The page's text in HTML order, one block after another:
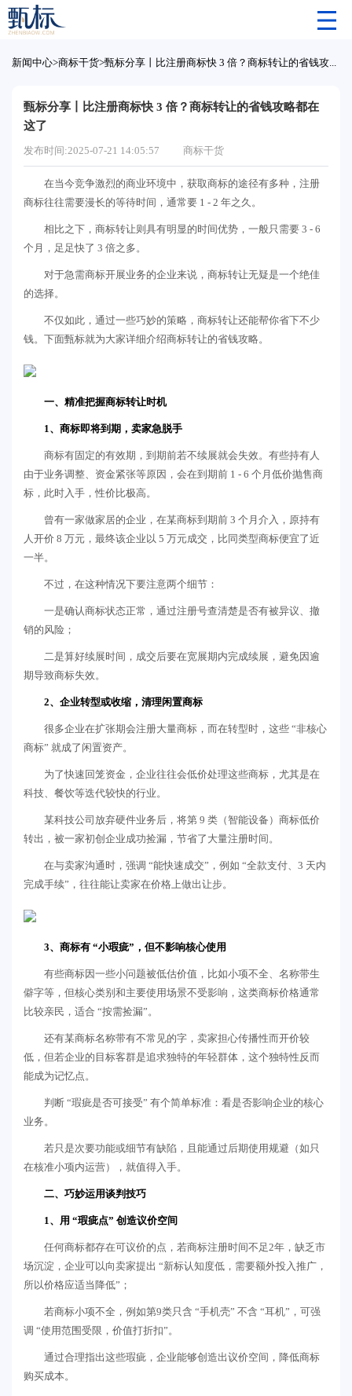
新闻中心>商标干货> 甄标分享丨比注册商标快 3 倍？商标转让的省钱攻略都在这了
甄标分享丨比注册商标快 3 倍？商标转让的省钱攻略都在
这了
发布时间:2025-07-21 14:05:57 商标干货
在当今竞争激烈的商业环境中，获取商标的途径有多种，注册
商标往往需要漫长的等待时间，通常要 1 - 2 年之久。
相比之下，商标转让则具有明显的时间优势，一般只需要 3 - 6
个月，足足快了 3 倍之多。
对于急需商标开展业务的企业来说，商标转让无疑是一个绝佳
的选择。
不仅如此，通过一些巧妙的策略，商标转让还能帮你省下不少
钱。下面甄标就为大家详细介绍商标转让的省钱攻略。
一、精准把握商标转让时机
1、商标即将到期，卖家急脱手
商标有固定的有效期，到期前若不续展就会失效。有些持有人
由于业务调整、资金紧张等原因，会在到期前 1 - 6 个月低价抛售商
标，此时入手，性价比极高。
曾有一家做家居的企业，在某商标到期前 3 个月介入，原持有
人开价 8 万元，最终该企业以 5 万元成交，比同类型商标便宜了近
一半。
不过，在这种情况下要注意两个细节：
一是确认商标状态正常，通过注册号查清楚是否有被异议、撤
销的风险；
二是算好续展时间，成交后要在宽展期内完成续展，避免因逾
期导致商标失效。
2、企业转型或收缩，清理闲置商标
很多企业在扩张期会注册大量商标，而在转型时，这些 “非核心
商标” 就成了闲置资产。
为了快速回笼资金，企业往往会低价处理这些商标，尤其是在
科技、餐饮等迭代较快的行业。
某科技公司放弃硬件业务后，将第 9 类（智能设备）商标低价
转出，被一家初创企业成功捡漏，节省了大量注册时间。
在与卖家沟通时，强调 “能快速成交”，例如 “全款支付、3 天内
完成手续”，往往能让卖家在价格上做出让步。
3、商标有 “小瑕疵”，但不影响核心使用
有些商标因一些小问题被低估价值，比如小项不全、名称带生
僻字等，但核心类别和主要使用场景不受影响，这类商标价格通常
比较亲民，适合 “按需捡漏”。
还有某商标名称带有不常见的字，卖家担心传播性而开价较
低，但若企业的目标客群是追求独特的年轻群体，这个独特性反而
能成为记忆点。
判断 “瑕疵是否可接受” 有个简单标准：看是否影响企业的核心
业务。
若只是次要功能或细节有缺陷，且能通过后期使用规避（如只
在核准小项内运营），就值得入手。
二、巧妙运用谈判技巧
1、用 “瑕疵点” 创造议价空间
任何商标都存在可议价的点，若商标注册时间不足2年，缺乏市
场沉淀，企业可以向卖家提出 “新标认知度低，需要额外投入推广，
所以价格应适当降低”；
若商标小项不全，例如第9类只含 “手机壳” 不含 “耳机”，可强
调 “使用范围受限，价值打折扣”。
通过合理指出这些瑕疵，企业能够创造出议价空间，降低商标
购买成本。